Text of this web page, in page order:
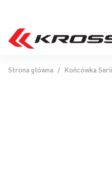
Strona główna Końcówka Serii